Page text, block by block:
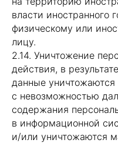
власти иностранного
физическому или
лицу.
2.14. Уничтожение
действия, в
данные уничтожаются
с невозможностью
содержания
в информационной
и/или уничтожаются